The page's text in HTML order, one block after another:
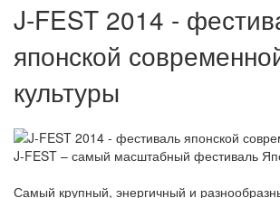
J-FEST 2014 -
японской
культуры
J-FEST – самый масштабный фестиваль
Самый крупный, энергичный и